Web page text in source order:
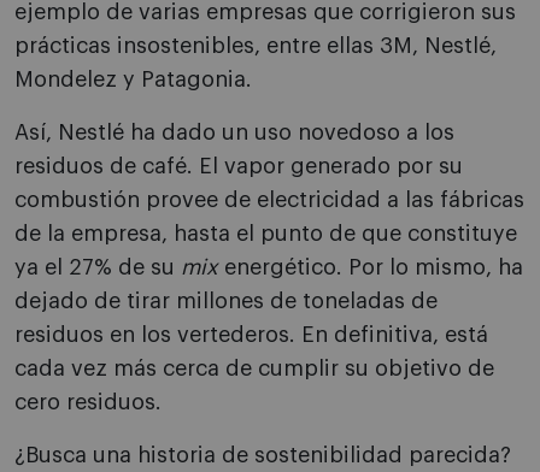
ejemplo de varias empresas que corrigieron sus
prácticas insostenibles, entre ellas 3M, Nestlé,
Mondelez y Patagonia.
Así, Nestlé ha dado un uso novedoso a los
residuos de café. El vapor generado por su
combustión provee de electricidad a las fábricas
de la empresa, hasta el punto de que constituye
ya el 27% de su mixenergético. Por lo mismo, ha
dejado de tirar millones de toneladas de
residuos en los vertederos. En definitiva, está
cada vez más cerca de cumplir su objetivo de
cero residuos.
¿Busca una historia de sostenibilidad parecida?